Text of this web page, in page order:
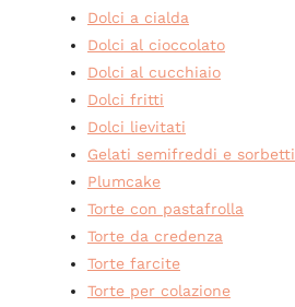
Dolci a cialda
Dolci al cioccolato
Dolci al cucchiaio
Dolci fritti
Dolci lievitati
Gelati semifreddi e sorbetti
Plumcake
Torte con pastafrolla
Torte da credenza
Torte farcite
Torte per colazione